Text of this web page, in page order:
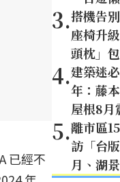
已經不
3.搭機告
座椅升
頭枕」
4.建築迷
年：藤
屋根8月
5.離市區
訪「台
月、湖